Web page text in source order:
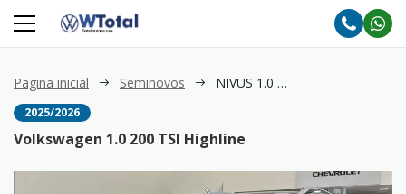
Pagina inicial Seminovos NIVUS 1.0 200 TSI Highline
2025/2026
Volkswagen 1.0 200 TSI Highline